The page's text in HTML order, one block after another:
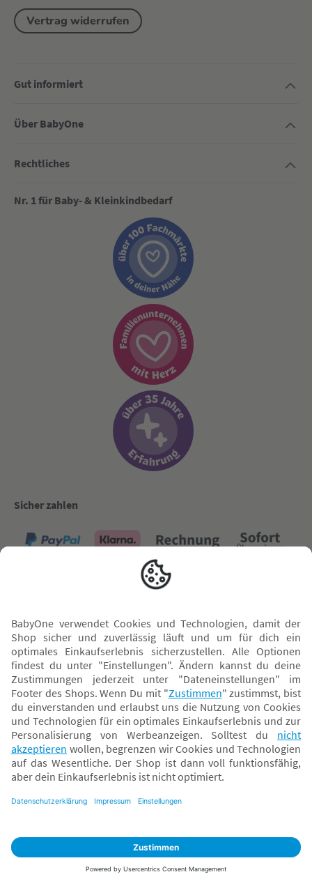
Vertrag widerrufen
Gut informiert
Über BabyOne
Rechtliches
Nr. 1 für Baby- & Kleinkindbedarf
Sicher zahlen
Versand mit
* Alle Preise inkl. MwSt. und ggf. zzgl.Versandkosten. Der dargestellte Preis gilt -
abhängig von der von dir gewählten Option - im BabyOne-Onlineshop oder bei
Abholung in dem von dir gewählten BabyOne-Franchise-Betrieb. Der für den
Onlineshop geltende Preis stellt bei einem Verkauf durch unsere Franchise-
Nehmer eine unverbindliche Preisempfehlung dar. Der Verkaufspreis der
daher von dem Verkaufspreis im Onlineshop abweichen. Angaben zu
Klarna.